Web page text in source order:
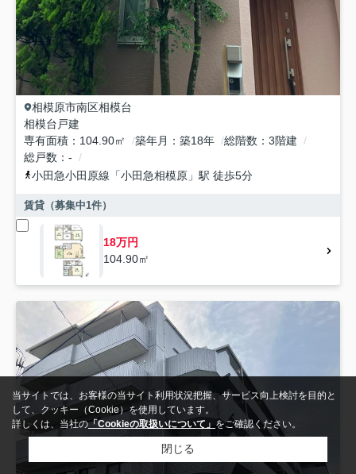
相模原市南区相模台
相模台戸建
専有面積
104.90㎡ 築年月 築18年 総階数
3階建
総戸数
-
小田急小田原線 「小田急相模原 」駅 徒歩5分
賃貸（募集中1件）
18万円
104.90㎡
当サイトでは、お客様の当サイト利用状況把握、サービス向上検討を目的と
して、クッキー（Cookie）を使用しています。
詳しくは、当社の「Cookieの取扱いについて」 をご確認ください。
閉じる